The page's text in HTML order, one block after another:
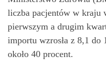
liczba pacjentów w kraju
pierwszym a drugim
importu wzrosła z 8,1 do
około 40 procent.